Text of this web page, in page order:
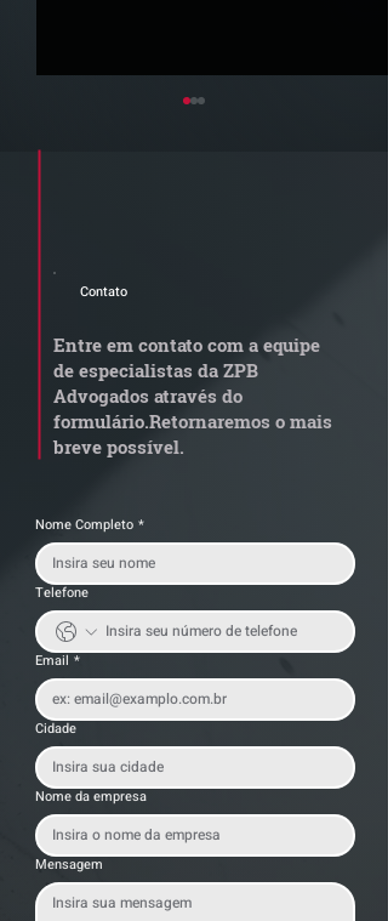
Quem arremata imóvel
dívida condominial
anterior?
Contato
Entre em contato com a equipe
de especialistas da ZPB
Advogados através do
formulário.Retornaremos o mais
breve possível.
Nome Completo *
Telefone
Email *
Cidade
Nome da empresa
Mensagem